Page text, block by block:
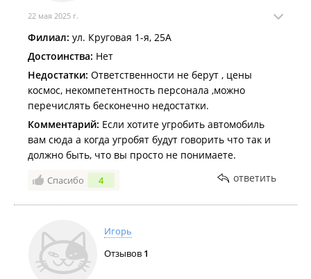
22 мая 2025 г.
Филиал: ул. Круговая 1-я, 25А
Достоинства: Нет
Недостатки: Ответственности не берут , цены
космос, некомпетентность персонала ,можно
перечислять бесконечно недостатки.
Комментарий: Если хотите угробить автомобиль
вам сюда а когда угробят будут говорить что так и
должно быть, что вы просто не понимаете.
Спасибо 4 ответить
Игорь
Отзывов 1